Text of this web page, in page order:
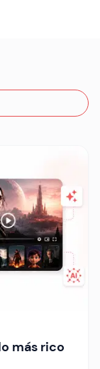
más rico